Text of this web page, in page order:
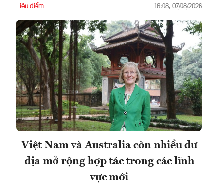
Tiêu điểm 16:08, 07/08/2026
Việt Nam và Australia còn nhiều dư
địa mở rộng hợp tác trong các lĩnh
vực mới